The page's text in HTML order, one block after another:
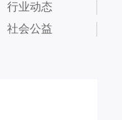
行业动态
社会公益